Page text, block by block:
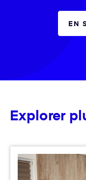
EN
Explorer